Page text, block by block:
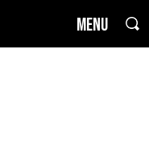
MENU